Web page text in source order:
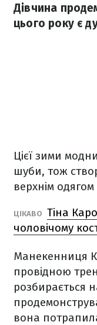
Дівчина
цього року є
Цієї зими
шуби, тож
верхнім
ЦІКАВО Тіна
чоловічому
Манекенниця
провідною
розбирається
вона